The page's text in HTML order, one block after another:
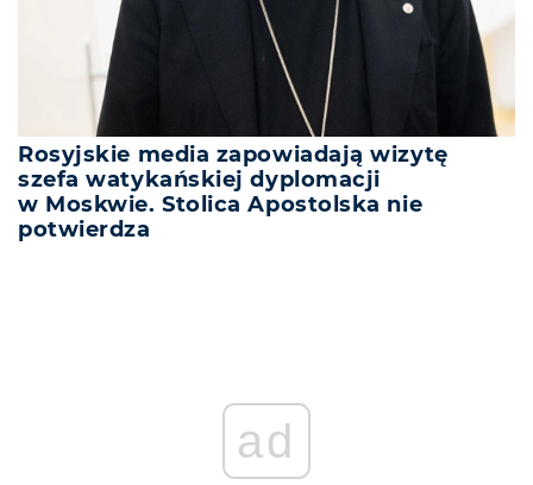
Rosyjskie media zapowiadają wizytę
szefa watykańskiej dyplomacji
w Moskwie. Stolica Apostolska nie
potwierdza